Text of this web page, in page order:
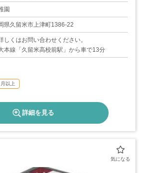
季休暇
季休暇
園
県久留米市上津町1386-22
しくはお問い合わせください。
本線「久留米高校前駅」から車で13分
以上
詳細を見る